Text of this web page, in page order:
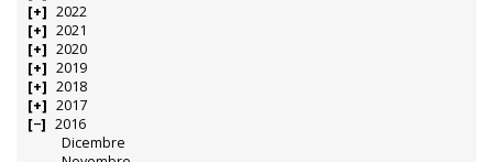
2022
2021
2020
2019
2018
2017
2016
Dicembre